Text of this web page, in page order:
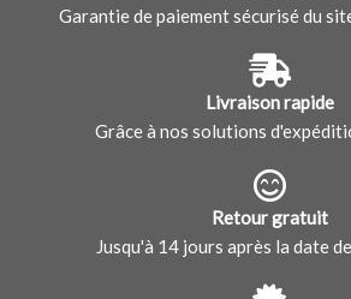
Garantie de paiement sécurisé du
Livraison rapide
Grâce à nos solutions
Retour gratuit
Jusqu'à 14 jours après la date